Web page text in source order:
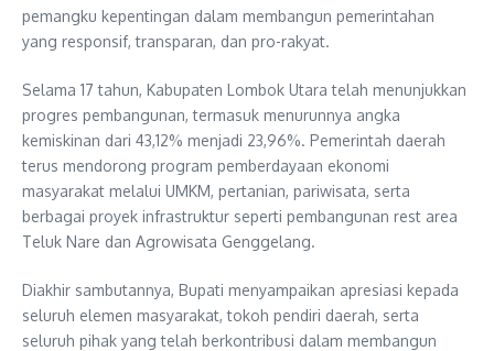
pemangku kepentingan dalam membangun pemerintahan
yang responsif, transparan, dan pro-rakyat.
Selama 17 tahun, Kabupaten Lombok Utara telah menunjukkan
progres pembangunan, termasuk menurunnya angka
kemiskinan dari 43,12% menjadi 23,96%. Pemerintah daerah
terus mendorong program pemberdayaan ekonomi
masyarakat melalui UMKM, pertanian, pariwisata, serta
berbagai proyek infrastruktur seperti pembangunan rest area
Teluk Nare dan Agrowisata Genggelang.
Diakhir sambutannya, Bupati menyampaikan apresiasi kepada
seluruh elemen masyarakat, tokoh pendiri daerah, serta
seluruh pihak yang telah berkontribusi dalam membangun